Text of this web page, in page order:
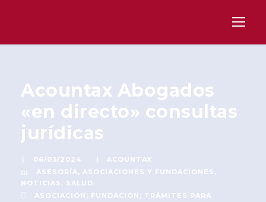
Acountax Abogados
«en directo» consultas
jurídicas
06/03/2024
ACOUNTAX
ASESORÍA, ASOCIACIONES Y FUNDACIONES ,
NOTICIAS , SALUD
ASOCIACIÓN; FUNDACIÓN; TRÁMITES PARA